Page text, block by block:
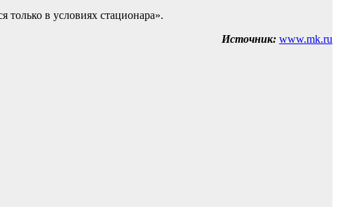
в условиях стационара».
Источник: www.mk.ru